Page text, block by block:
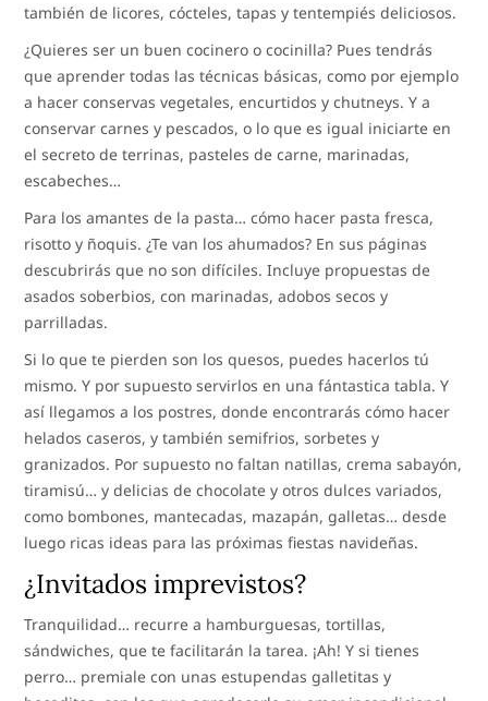
también de licores, cócteles, tapas y tentempiés deliciosos.
¿Quieres ser un buen cocinero o cocinilla? Pues tendrás
que aprender todas las técnicas básicas, como por ejemplo
a hacer conservas vegetales, encurtidos y chutneys. Y a
conservar carnes y pescados, o lo que es igual iniciarte en
el secreto de terrinas, pasteles de carne, marinadas,
escabeches…
Para los amantes de la pasta… cómo hacer pasta fresca,
risotto y ñoquis. ¿Te van los ahumados? En sus páginas
descubrirás que no son difíciles. Incluye propuestas de
asados soberbios, con marinadas, adobos secos y
parrilladas.
Si lo que te pierden son los quesos, puedes hacerlos tú
mismo. Y por supuesto servirlos en una fántastica tabla. Y
así llegamos a los postres, donde encontrarás cómo hacer
helados caseros, y también semifrios, sorbetes y
granizados. Por supuesto no faltan natillas, crema sabayón,
tiramisú… y delicias de chocolate y otros dulces variados,
como bombones, mantecadas, mazapán, galletas… desde
luego ricas ideas para las próximas fiestas navideñas.
¿Invitados imprevistos?
Tranquilidad… recurre a hamburguesas, tortillas,
sándwiches, que te facilitarán la tarea. ¡Ah! Y si tienes
perro… premiale con unas estupendas galletitas y